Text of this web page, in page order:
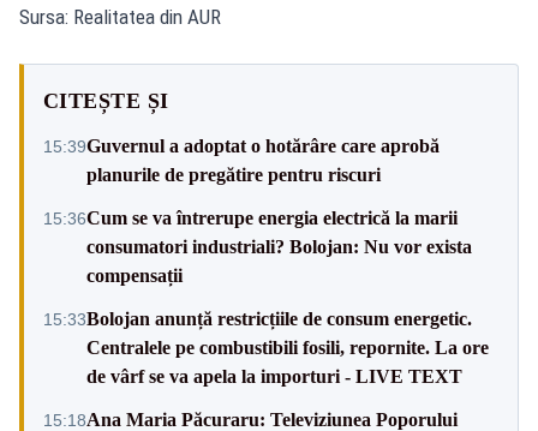
Sursa: Realitatea din AUR
CITEȘTE ȘI
15:39Guvernul a adoptat o hotărâre care aprobă
planurile de pregătire pentru riscuri
15:36Cum se va întrerupe energia electrică la marii
consumatori industriali? Bolojan: Nu vor exista
compensații
15:33Bolojan anunță restricțiile de consum energetic.
Centralele pe combustibili fosili, repornite. La ore
de vârf se va apela la importuri - LIVE TEXT
15:18Ana Maria Păcuraru: Televiziunea Poporului